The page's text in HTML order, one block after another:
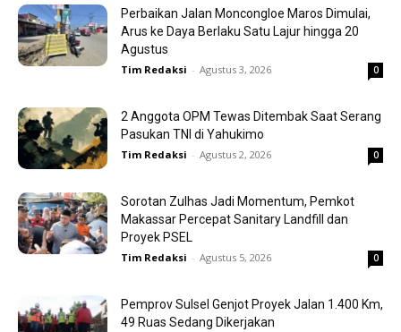
Perbaikan Jalan Moncongloe Maros Dimulai,
Arus ke Daya Berlaku Satu Lajur hingga 20
Agustus
Tim Redaksi - Agustus 3, 2026 0
2 Anggota OPM Tewas Ditembak Saat Serang
Pasukan TNI di Yahukimo
Tim Redaksi - Agustus 2, 2026 0
Sorotan Zulhas Jadi Momentum, Pemkot
Makassar Percepat Sanitary Landfill dan
Proyek PSEL
Tim Redaksi - Agustus 5, 2026 0
Pemprov Sulsel Genjot Proyek Jalan 1.400 Km,
49 Ruas Sedang Dikerjakan